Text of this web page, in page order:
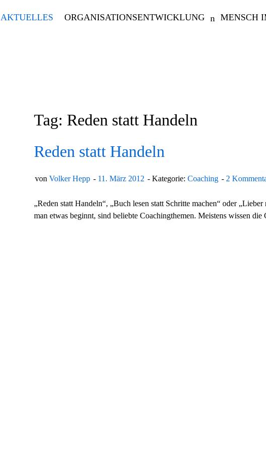
AKTUELLES ORGANISATIONSENTWICKLUNG MENSCH
Tag: Reden statt Handeln
Reden statt Handeln
von Volker Hepp 11. März 2012 Kategorie: Coaching 2
„Reden statt Handeln“, „Buch lesen statt Schritte machen“ oder
man etwas beginnt, sind beliebte Coachingthemen. Meistens wissen